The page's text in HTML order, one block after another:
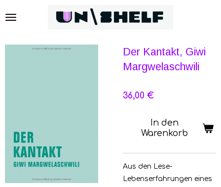
Hauptinhalt
Der Kantakt, Giwi
Margwelaschwili
36,00 €
In den
Warenkorb
Aus den Lese-
Lebenserfahrungen eines